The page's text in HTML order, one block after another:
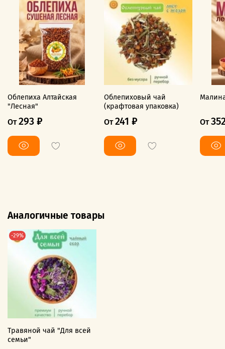
Облепиха Алтайская
"Лесная"
От 293 ₽
Облепиховый чай
(крафтовая упаковка)
От 241 ₽ От
Аналогичные товары
-29%
Травяной чай "Для всей
семьи"